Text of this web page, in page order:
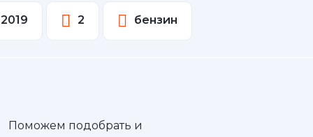
2019 2 бензин
Поможем подобрать и